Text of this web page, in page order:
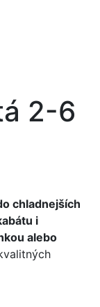
2-6
chladnejších
i
alebo